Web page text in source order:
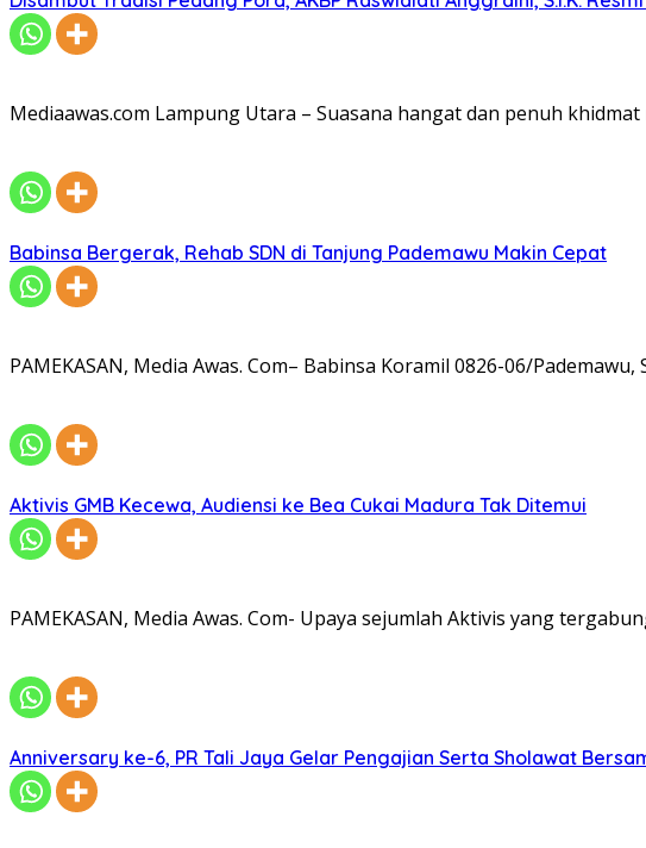
Mediaawas.com Lampung Utara – Suasana hangat dan penuh
Babinsa Bergerak, Rehab SDN di Tanjung Pademawu Makin Cepat
PAMEKASAN, Media Awas. Com– Babinsa Koramil 0826-06/
Aktivis GMB Kecewa, Audiensi ke Bea Cukai Madura Tak Ditemui
PAMEKASAN, Media Awas. Com- Upaya sejumlah Aktivis yang
Anniversary ke-6, PR Tali Jaya Gelar Pengajian Serta Sholawat